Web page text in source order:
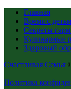
Главная
Время с
Секреты
Кулинарные
Здоровый
Счастливая Семья
Политика